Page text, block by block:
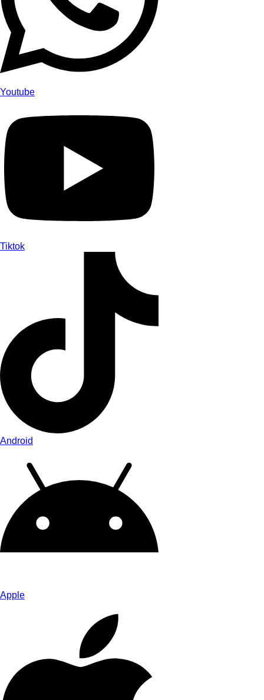
Youtube
Tiktok
Android
Apple